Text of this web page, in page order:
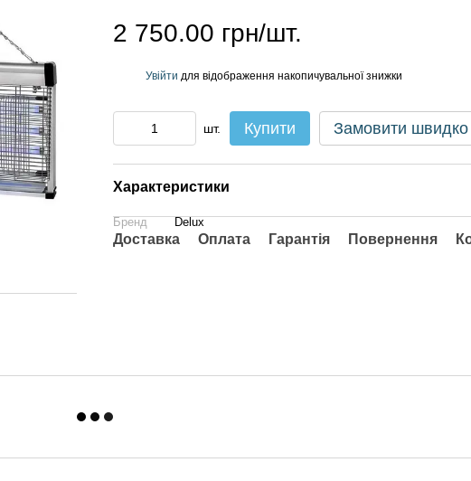
2 750.00 грн/шт.
Увійти для відображення накопичувальної знижки
шт. Купити Замовити швидко
Характеристики
Бренд Delux
Доставка Оплата Гарантія Повернення